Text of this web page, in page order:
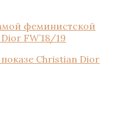
феминистской
FW’18/19
Christian Dior